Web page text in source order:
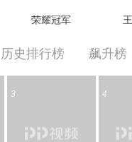
荣耀冠军
历史排行榜 飙升榜
3 4